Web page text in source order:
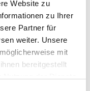
Website zu
zu Ihrer
Partner für
weiter. Unsere
mit
bereitgestellt